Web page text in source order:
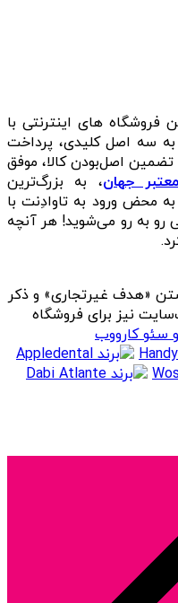
فروشگاه های اینترنتی با
به سه اصل کلیدی، پرداخت
و تضمین اصل‌بودن کالا، موفق
جهان، به بزرگ‌ترین
به محض ورود به تاوادِنت با
رو به رو می‌شوید! هر آنچه
«هدف غیرتجاری» و ذکر
نیز برای فروشگاه
سئو کارووب